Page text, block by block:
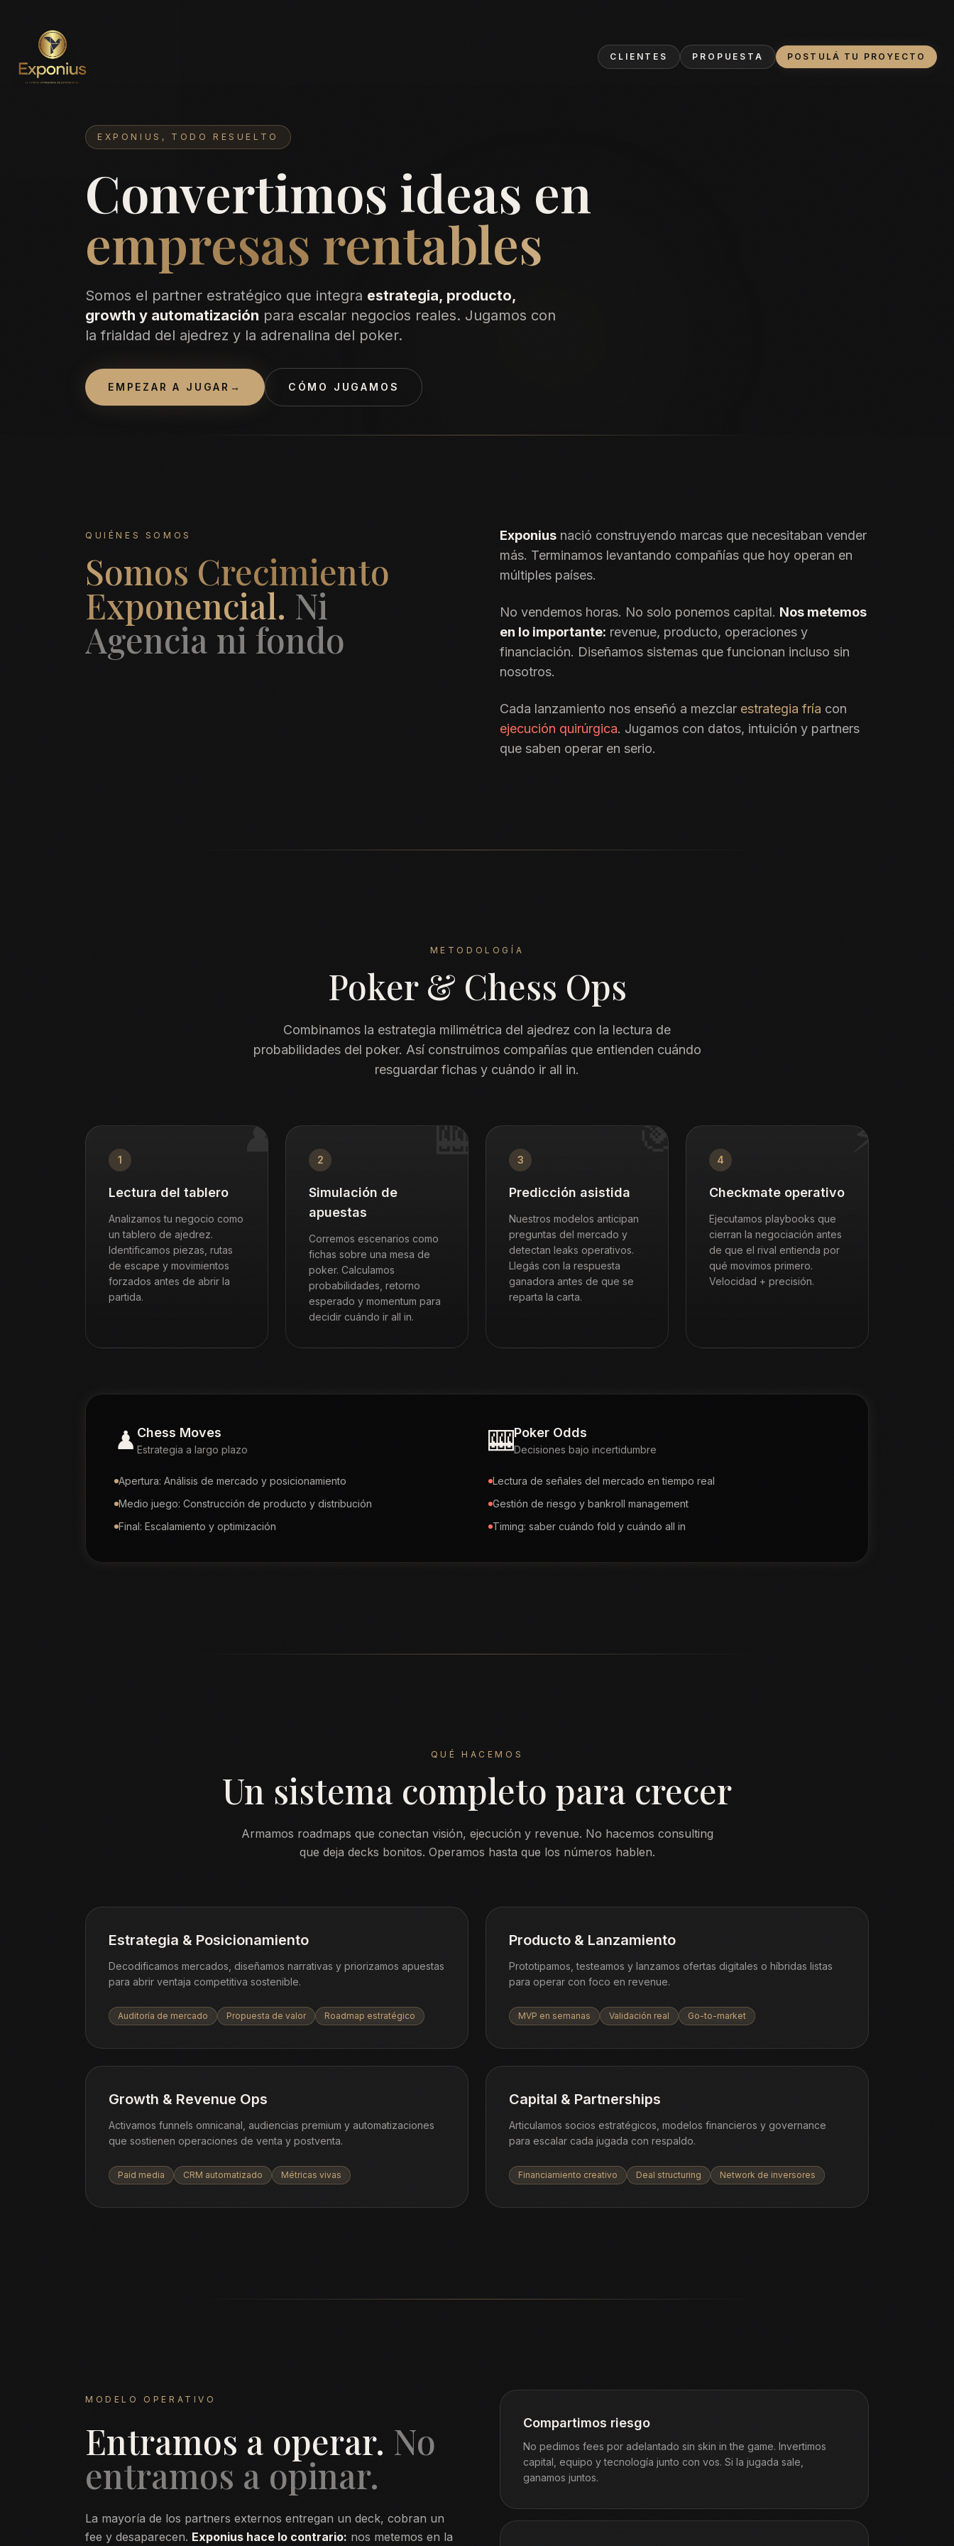
Exponius
CLIENTES PROPUESTA POSTULÁ TU PROYECTO
EXPONIUS, TODO RESUELTO
Convertimos ideas en
empresas rentables
Somos el partner estratégico que integra estrategia, producto,
growth y automatización para escalar negocios reales. Jugamos con
la frialdad del ajedrez y la adrenalina del poker.
EMPEZAR A JUGAR → CÓMO JUGAMOS
QUIÉNES SOMOS
Somos Crecimiento
Exponencial. Ni
Agencia ni fondo
Exponius nació construyendo marcas que necesitaban vender
más. Terminamos levantando compañías que hoy operan en
múltiples países.
No vendemos horas. No solo ponemos capital. Nos metemos
en lo importante: revenue, producto, operaciones y
financiación. Diseñamos sistemas que funcionan incluso sin
nosotros.
Cada lanzamiento nos enseñó a mezclar estrategia fría con
ejecución quirúrgica. Jugamos con datos, intuición y partners
que saben operar en serio.
METODOLOGÍA
Poker & Chess Ops
Combinamos la estrategia milimétrica del ajedrez con la lectura de
probabilidades del poker. Así construimos compañías que entienden cuándo
resguardar fichas y cuándo ir all in.
♟
1
Lectura del tablero
Analizamos tu negocio como
un tablero de ajedrez.
Identificamos piezas, rutas
de escape y movimientos
forzados antes de abrir la
partida.
🎰
2
Simulación de
apuestas
Corremos escenarios como
fichas sobre una mesa de
poker. Calculamos
probabilidades, retorno
esperado y momentum para
decidir cuándo ir all in.
🎯
3
Predicción asistida
Nuestros modelos anticipan
preguntas del mercado y
detectan leaks operativos.
Llegás con la respuesta
ganadora antes de que se
reparta la carta.
⚡
4
Checkmate operativo
Ejecutamos playbooks que
cierran la negociación antes
de que el rival entienda por
qué movimos primero.
Velocidad + precisión.
♟ Chess Moves
Estrategia a largo plazo
Apertura: Análisis de mercado y posicionamiento
Medio juego: Construcción de producto y distribución
Final: Escalamiento y optimización
🎰Poker Odds
Decisiones bajo incertidumbre
Lectura de señales del mercado en tiempo real
Gestión de riesgo y bankroll management
Timing: saber cuándo fold y cuándo all in
QUÉ HACEMOS
Un sistema completo para crecer
Armamos roadmaps que conectan visión, ejecución y revenue. No hacemos consulting
que deja decks bonitos. Operamos hasta que los números hablen.
Estrategia & Posicionamiento
Decodificamos mercados, diseñamos narrativas y priorizamos apuestas
para abrir ventaja competitiva sostenible.
Auditoría de mercado Propuesta de valor Roadmap estratégico
Producto & Lanzamiento
Prototipamos, testeamos y lanzamos ofertas digitales o híbridas listas
para operar con foco en revenue.
MVP en semanas Validación real Go-to-market
Growth & Revenue Ops
Activamos funnels omnicanal, audiencias premium y automatizaciones
que sostienen operaciones de venta y postventa.
Paid media CRM automatizado Métricas vivas
Capital & Partnerships
Articulamos socios estratégicos, modelos financieros y governance
para escalar cada jugada con respaldo.
Financiamiento creativo Deal structuring Network de inversores
MODELO OPERATIVO
Entramos a operar. No
entramos a opinar.
La mayoría de los partners externos entregan un deck, cobran un
fee y desaparecen. Exponius hace lo contrario: nos metemos en la
Compartimos riesgo
No pedimos fees por adelantado sin skin in the game. Invertimos
capital, equipo y tecnología junto con vos. Si la jugada sale,
ganamos juntos.